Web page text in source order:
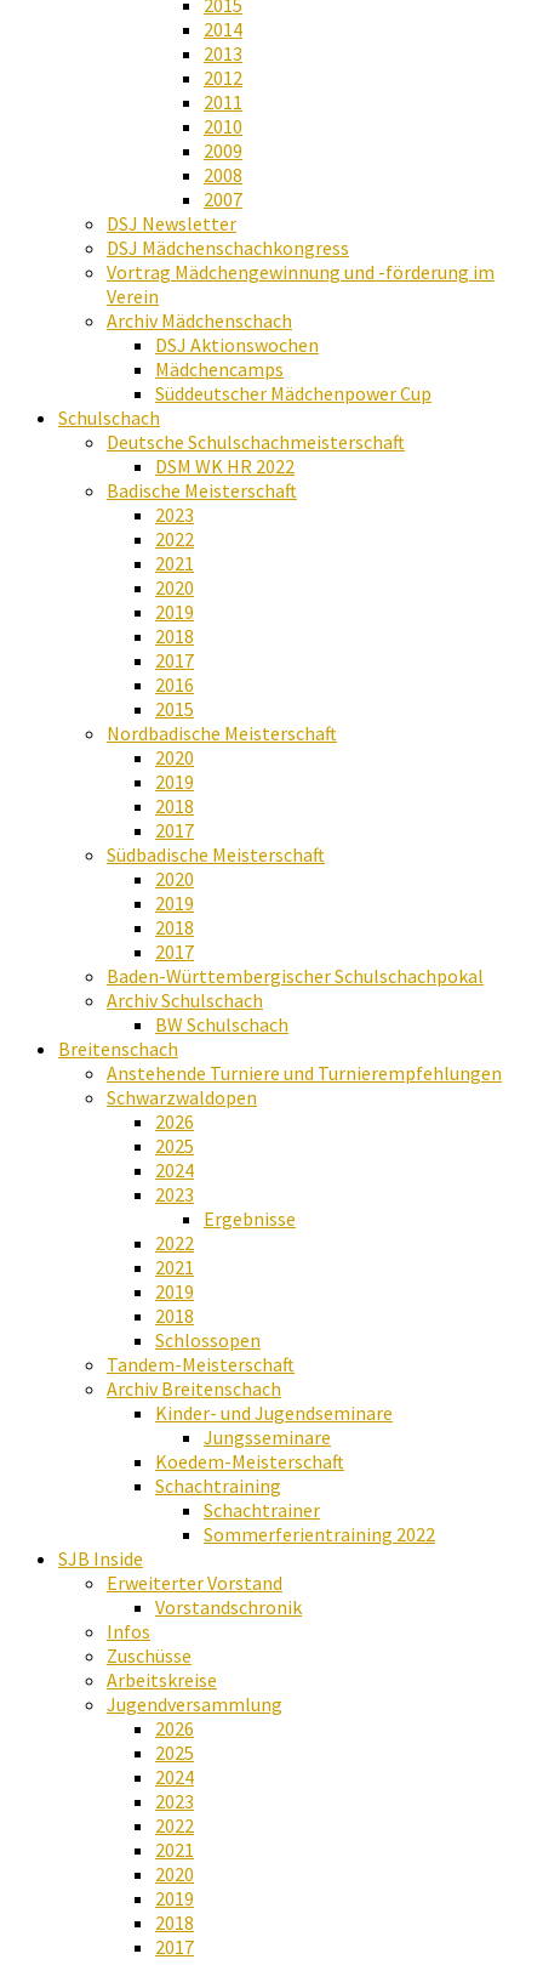
2015
2014
2013
2012
2011
2010
2009
2008
2007
DSJ Newsletter
DSJ Mädchenschachkongress
Vortrag Mädchengewinnung und -förderung im
Verein
Archiv Mädchenschach
DSJ Aktionswochen
Mädchencamps
Süddeutscher Mädchenpower Cup
Schulschach
Deutsche Schulschachmeisterschaft
DSM WK HR 2022
Badische Meisterschaft
2023
2022
2021
2020
2019
2018
2017
2016
2015
Nordbadische Meisterschaft
2020
2019
2018
2017
Südbadische Meisterschaft
2020
2019
2018
2017
Baden-Württembergischer Schulschachpokal
Archiv Schulschach
BW Schulschach
Breitenschach
Anstehende Turniere und Turnierempfehlungen
Schwarzwaldopen
2026
2025
2024
2023
Ergebnisse
2022
2021
2019
2018
Schlossopen
Tandem-Meisterschaft
Archiv Breitenschach
Kinder- und Jugendseminare
Jungsseminare
Koedem-Meisterschaft
Schachtraining
Schachtrainer
Sommerferientraining 2022
SJB Inside
Erweiterter Vorstand
Vorstandschronik
Infos
Zuschüsse
Arbeitskreise
Jugendversammlung
2026
2025
2024
2023
2022
2021
2020
2019
2018
2017